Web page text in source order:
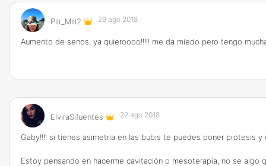
Pili_Mili2 29 ago 2018
Aumento de senos, ya quieroooo!!!!! me da miedo pero tengo
ElviraSifuentes 22 ago 2018
Gaby!!!! si tienes asimetria en las bubis te puedes poner protesis
Estoy pensando en hacerme cavitación o mesoterapia, no se